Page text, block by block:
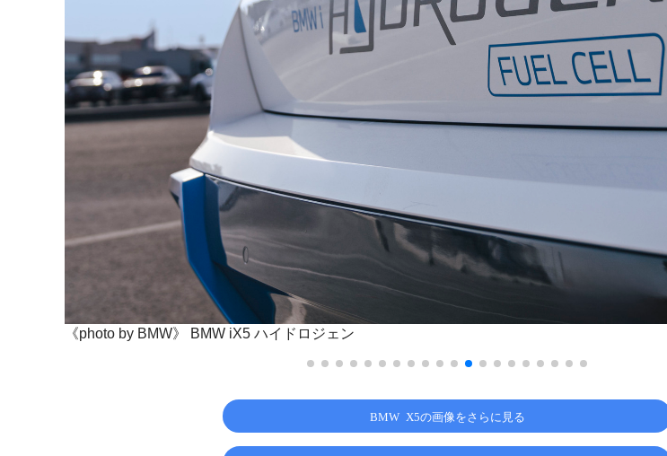
《photo by BMW》 BMW iX5 ハイドロジェン
BMW X5の画像をさらに見る